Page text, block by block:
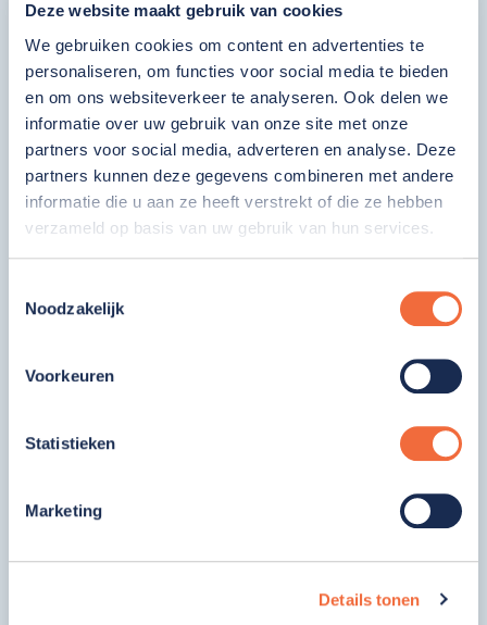
Deze website maakt gebruik van cookies
We gebruiken cookies om content en advertenties te
personaliseren, om functies voor social media te bieden
en om ons websiteverkeer te analyseren. Ook delen we
informatie over uw gebruik van onze site met onze
partners voor social media, adverteren en analyse. Deze
partners kunnen deze gegevens combineren met andere
informatie die u aan ze heeft verstrekt of die ze hebben
verzameld op basis van uw gebruik van hun services.
Noodzakelijk
Voorkeuren
Statistieken
Marketing
Details tonen
Dagactiviteiten
Ambulant
Overig
Werkuren
2 - 36 uur
Salaris
€ 400 - € 5926
Ernstige Meervoudige Beperking
Autisme spectrum stoornissen
Kind en jeugd
Moeilijk verstaanbaar gedrag